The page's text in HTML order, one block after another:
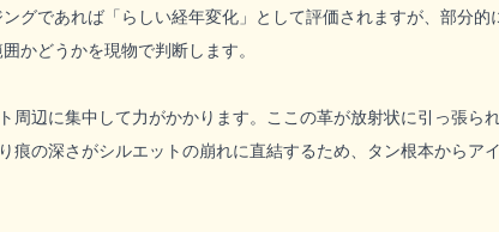
グであれば「らしい経年変化」として評価されますが、部分的
かどうかを現物で判断します。
辺に集中して力がかかります。ここの革が放射状に引っ張ら
の深さがシルエットの崩れに直結するため、タン根本からア